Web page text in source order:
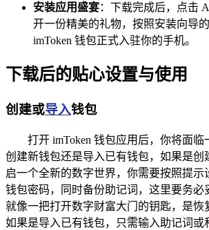
安装应用盛宴：下载完成后，点击
开一份精美的礼物，按照安装向导
imToken 钱包正式入驻你的手机。
下载后的贴心设置与使用
创建或导入钱包
打开 imToken 钱包应用后，你将面
创建新钱包还是导入已有钱包，如果是创
启一个全新的数字世界，你需要按照提示
钱包密码，同时备份助记词，这里要务必
就像一把打开数字财富大门的钥匙，是恢
如果是导入已有钱包，只需输入助记词或